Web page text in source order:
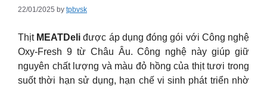
22/01/2025 by tpbvsk
Thịt MEATDeli được áp dụng đóng gói với Công nghệ
Oxy-Fresh 9 từ Châu Âu. Công nghệ này giúp giữ
nguyên chất lượng và màu đỏ hồng của thịt tươi trong
suốt thời hạn sử dụng, hạn chế vi sinh phát triển nhờ